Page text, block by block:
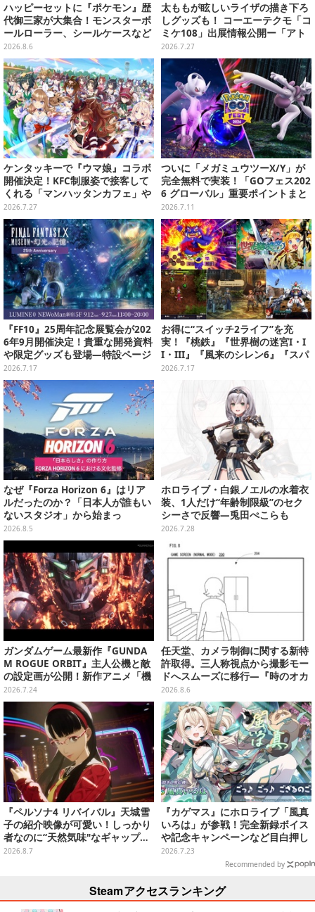
ハッピーセットに『ポケモン』歴
代御三家が大集合！モンスターボ
ールローラー、シールケースなど
全12種
2026.8.6
太ももが眩しいライザの描き下ろ
しグッズも！ コーエーテクモ「コ
ミケ108」出展情報公開ー「アト
リエ」シリーズ、『真・三國無双
ORIGNS』などのグッズが販売
2026.7.27
ケンタッキーで『ウマ娘』コラボ
開催決定！KFC制服姿で接客して
くれる「マンハッタンカフェ」や
「ダンツフレーム」たちが可愛い
2026.7.27
ついに「メガミュウツーX/Y」が
完全無料で実装！「GOフェス202
6 グローバル」重要ポイントまと
め【ポケモンGO 秋田局】
2026.7.11
『FF10』25周年記念展覧会が202
6年9月開催決定！貴重な開発資料
や限定グッズも登場―特設ページ
では“思い出コメント”募集中
2026.7.17
お得に“スイッチ2ライフ”を充
実！『桃鉄』『世界樹の迷宮I・I
I・III』『風来のシレン6』『スパ
ロボY』が3,278円─ゲオ店舗のゲ
ームセールを現地調査
2026.7.17
なぜ『Forza Horizon 6』はリア
ルだったのか？「日本人が誰もい
ないスタジオ」から始まっ
た、“生活感のある日本"の作り方
【CEDEC2026】
2026.8.5
ホロライブ・白銀ノエルの水着衣
装、1人だけ“年齢制限級”のセク
シーさで反響―兎田ぺこらも
「こ、こんなことが許されていい
のか？」と興奮隠せず
2026.7.28
ガンダムゲーム最新作『GUNDA
M ROGUE ORBIT』主人公機と敵
の設定画が公開！新作アニメ「機
動戦士ガンダムRG アレックスゼ
ロ」の約100年後を描く作品に
2026.7.24
任天堂、カメラ制御に関する新特
許取得。三人称視点から撮影モー
ドへスムーズに移行―『時のオカ
リナ』リメイク版との関連を推測
する声も
2026.8.6
『ペルソナ4 リバイバル』天城雪
子の紹介映像が可愛い！しっかり
者なのに“天然気味"なギャップ…
幼馴染・千枝に助けられる姿にも
2026.8.7
『カゲマス』にホロライブ「風真
いろは」が参戦！完全新録ボイス
や記念キャンペーンなど目白押し
―過去コラボキャラも復刻
2026.7.23
Recommended by
Steamアクセスランキング